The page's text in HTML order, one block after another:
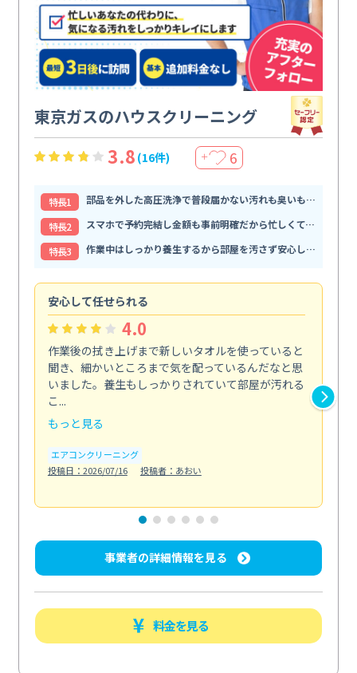
東京ガスのハウスクリーニング
3.8 (16件) ＋ 6
特⻑1
部品を外した高圧洗浄で普段届かない汚れも臭いもすっきり解消
特⻑2
スマホで予約完結し金額も事前明確だから忙しくても頼みやすい
特⻑3
作業中はしっかり養生するから部屋を汚さず安心して任せられる
安心して任せられる
4.0
作業後の拭き上げまで新しいタオルを使っていると
聞き、細かいところまで気を配っているんだなと思
いました。養生もしっかりされていて部屋が汚れる
こ...
もっと見る
エアコンクリーニング
投稿日：2026/07/16
投稿者：あおい
事業者の詳細情報を見る
料金を見る